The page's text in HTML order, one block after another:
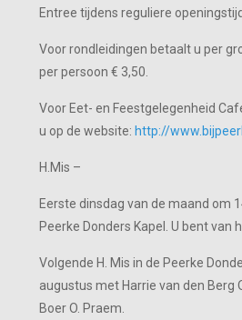
Entree tijdens reguliere
Voor rondleidingen betaalt u per
per persoon € 3,50.
Voor Eet- en Feestgelegenheid
u op de website: http://
H.Mis –
Eerste dinsdag van de maand om
Peerke Donders Kapel. U bent van
Volgende H. Mis in de Peerke
augustus met Harrie van den Berg
Boer O. Praem.